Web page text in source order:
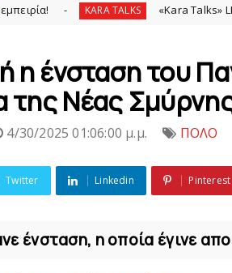
KARA TALKS «Kara Talks» LIVE:
η ένσταση του
της Νέας
4/30/2025 01:06:00 μ.μ. ΠΟΛΟ
Twitter Linkedin Pinterest
ένσταση, η οποία έγινε